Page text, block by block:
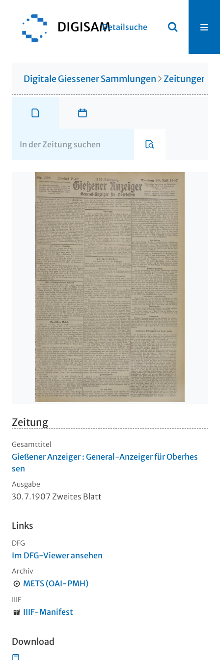
Detailsuche
Digitale Giessener Sammlungen Zeitungen
Zeitung
Gesamttitel
Gießener Anzeiger : General-Anzeiger für Oberhes
sen
Ausgabe
30.7.1907 Zweites Blatt
Links
DFG
Im DFG-Viewer ansehen
Archiv
METS (OAI-PMH)
IIIF
IIIF-Manifest
Download